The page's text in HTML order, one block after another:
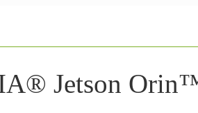
Jetson